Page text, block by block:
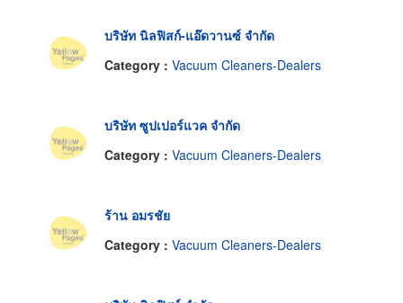
บริษัท นิลฟิสก์-แอ๊ดวานซ์ จำกัด
Category : Vacuum Cleaners-Dealers
บริษัท ซูปเปอร์แวค จำกัด
Category : Vacuum Cleaners-Dealers
ร้าน อมรชัย
Category : Vacuum Cleaners-Dealers